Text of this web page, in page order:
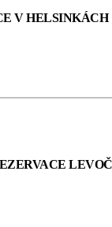
V HELSINKÁCH